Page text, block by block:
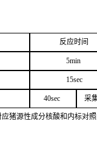
反应时间
5min
15sec
40sec 采
猪源性成分核酸和内标对照